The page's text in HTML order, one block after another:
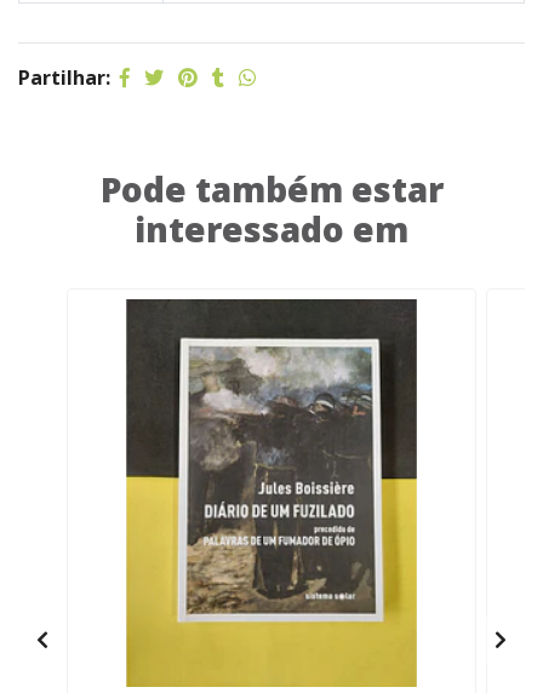
Partilhar:
Pode também estar
interessado em